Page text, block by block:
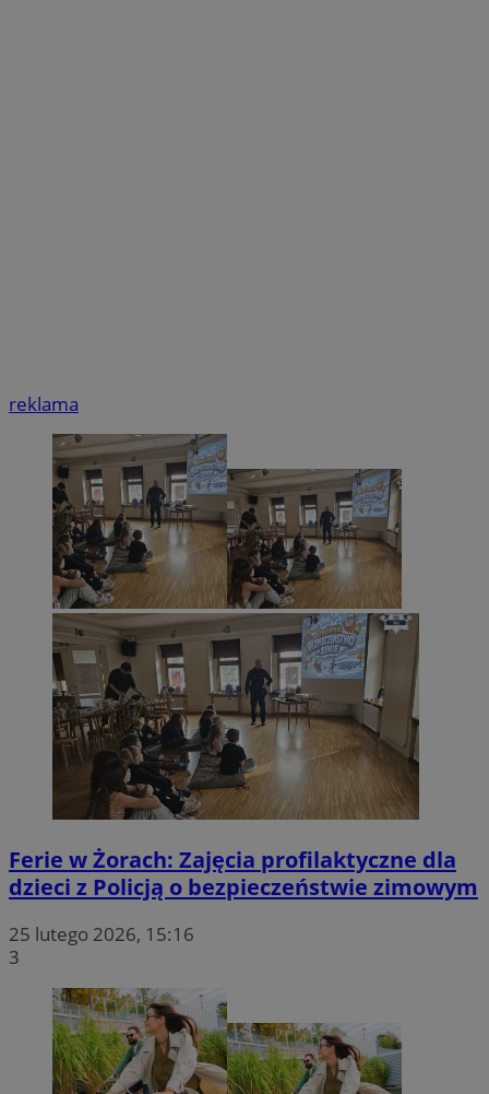
reklama
Ferie w Żorach: Zajęcia profilaktyczne dla
dzieci z Policją o bezpieczeństwie zimowym
25 lutego 2026, 15:16
3